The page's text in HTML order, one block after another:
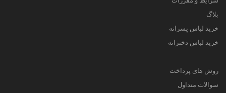
بلاگ
خرید لباس پسرانه
خرید لباس دخترانه
روش های پرداخت
سوالات متداول